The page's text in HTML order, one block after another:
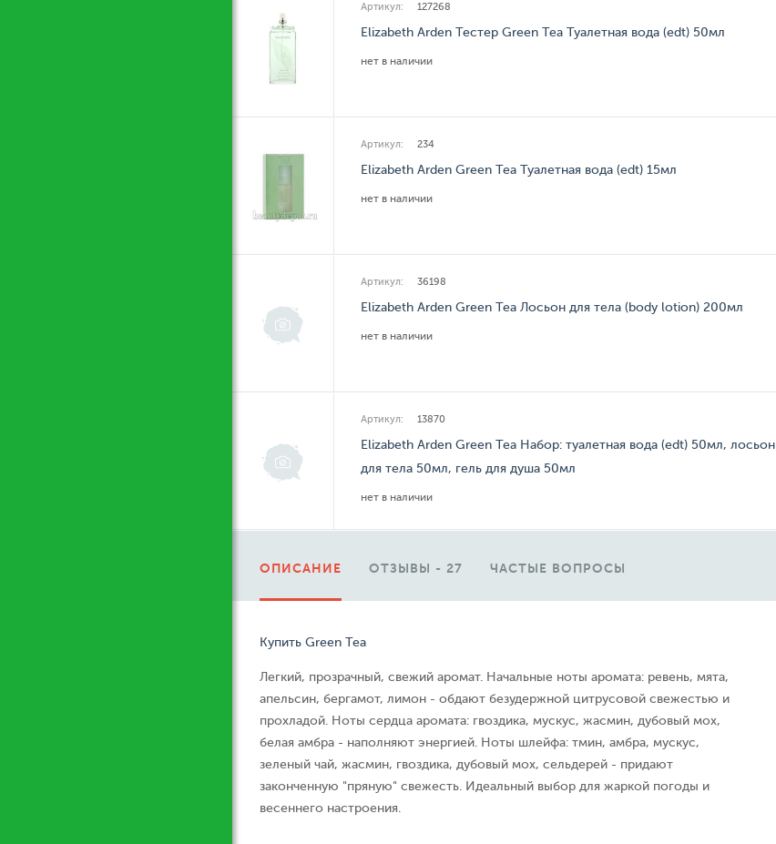
Артикул: 127268
Elizabeth Arden Тестер Green Tea Туалетная вода (edt) 50мл
нет в наличии
Артикул: 234
Elizabeth Arden Green Tea Туалетная вода (edt) 15мл
нет в наличии
Артикул: 36198
Elizabeth Arden Green Tea Лосьон для тела (body lotion) 200мл
нет в наличии
Артикул: 13870
Elizabeth Arden Green Tea Набор: туалетная вода (edt) 50мл, лосьон
для тела 50мл, гель для душа 50мл
нет в наличии
ОПИСАНИЕ ОТЗЫВЫ - 27 ЧАСТЫЕ ВОПРОСЫ
Купить Green Tea
Легкий, прозрачный, свежий аромат. Начальные ноты аромата: ревень, мята,
апельсин, бергамот, лимон - обдают безудержной цитрусовой свежестью и
прохладой. Ноты сердца аромата: гвоздика, мускус, жасмин, дубовый мох,
белая амбра - наполняют энергией. Ноты шлейфа: тмин, амбра, мускус,
зеленый чай, жасмин, гвоздика, дубовый мох, сельдерей - придают
законченную "пряную" свежесть. Идеальный выбор для жаркой погоды и
весеннего настроения.